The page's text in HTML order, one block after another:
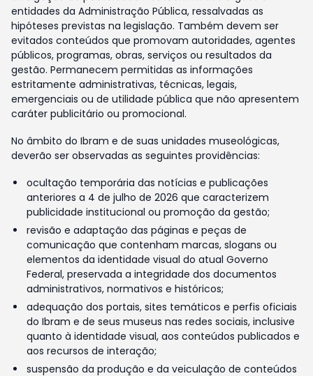
entidades da Administração Pública, ressalvadas as
hipóteses previstas na legislação. Também devem ser
evitados conteúdos que promovam autoridades, agentes
públicos, programas, obras, serviços ou resultados da
gestão. Permanecem permitidas as informações
estritamente administrativas, técnicas, legais,
emergenciais ou de utilidade pública que não apresentem
caráter publicitário ou promocional.
No âmbito do Ibram e de suas unidades museológicas,
deverão ser observadas as seguintes providências:
ocultação temporária das notícias e publicações
anteriores a 4 de julho de 2026 que caracterizem
publicidade institucional ou promoção da gestão;
revisão e adaptação das páginas e peças de
comunicação que contenham marcas, slogans ou
elementos da identidade visual do atual Governo
Federal, preservada a integridade dos documentos
administrativos, normativos e históricos;
adequação dos portais, sites temáticos e perfis oficiais
do Ibram e de seus museus nas redes sociais, inclusive
quanto à identidade visual, aos conteúdos publicados e
aos recursos de interação;
suspensão da produção e da veiculação de conteúdos